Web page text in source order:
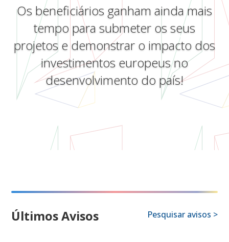
Os beneficiários ganham ainda mais
tempo para submeter os seus
projetos e demonstrar o impacto dos
investimentos europeus no
desenvolvimento do país!
Últimos Avisos Pesquisar avisos >